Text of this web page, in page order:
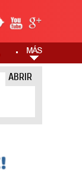
ABRIR